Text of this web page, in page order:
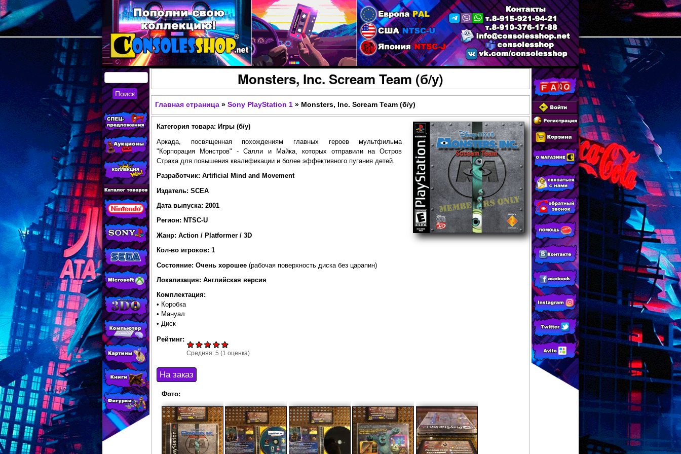
Перейти к основному
содержанию
КУПИТЬ
СОВРЕМЕННЫЕ И
РЕТРО ИГРОВЫЕ
ПРИСТАВКИ,
ИГРЫ, ФИГУРКИ,
РЕДКИЕ
КОЛЛЕКЦИОННЫЕ
ТОВАРЫ В
ИНТЕРНЕТ-
МАГАЗИНЕ
CONSOLESSHOP
Monsters, Inc. Scream Team (б/у)
Вы здесь
Главная страница » Sony PlayStation 1 » Monsters, Inc. Scream Team (б/у)
Категория товара: Игры (б/у)
Аркада, посвященная похождениям главных героев мультфильма
"Корпорация Монстров" - Салли и Майка, которых отправили на Остров
Страха для повышения квалификации и более эффективного пугания детей.
Разработчик: Artificial Mind and Movement
Издатель: SCEA
Дата выпуска: 2001
Регион: NTSC-U
Жанр: Action / Platformer / 3D
Кол-во игроков: 1
Состояние: Очень хорошее(рабочая поверхность диска без царапин)
Локализация: Английская версия
Комплектация:
• Коробка
• Мануал
• Диск
Рейтинг:
Средняя: 5 (1 оценка)
Фото: